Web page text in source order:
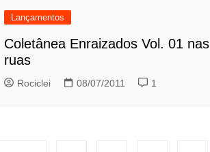
Lançamentos
Coletânea Enraizados Vol. 01 nas
ruas
Rociclei 08/07/2011 1